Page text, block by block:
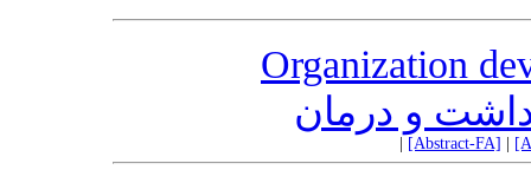
Organization
و درمان
[Abstract-FA]